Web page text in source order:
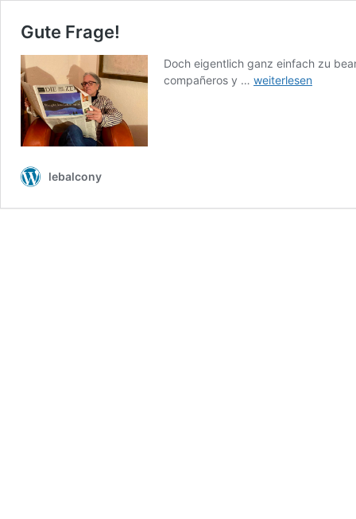
Gute Frage!
Doch eigentlich ganz einfach zu
compañeros y … Gute
weiterlesen
lebalcony